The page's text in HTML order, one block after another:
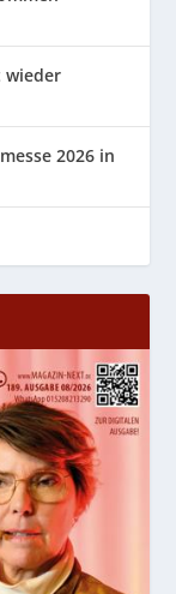
wieder
2026 in